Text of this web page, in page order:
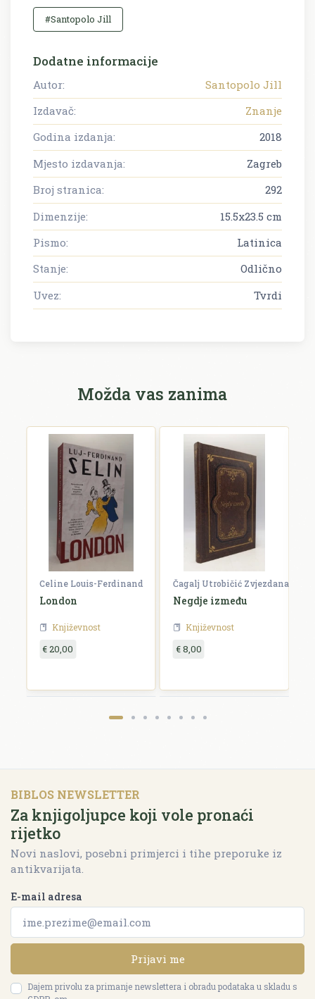
#Santopolo Jill
Dodatne informacije
Autor:
Santopolo Jill
Izdavač:
Znanje
Godina izdanja:
2018
Mjesto izdavanja:
Zagreb
Broj stranica:
292
Dimenzije:
15.5x23.5 cm
Pismo:
Latinica
Stanje:
Odlično
Uvez:
Tvrdi
Možda vas zanima
Celine Louis-Ferdinand
London
Književnost
€ 20,00
Čagalj Utrobičić Zvjezdana
Negdje između
Književnost
€ 8,00
BIBLOS NEWSLETTER
Za knjigoljupce koji vole pronaći
rijetko
Novi naslovi, posebni primjerci i tihe preporuke iz
antikvarijata.
E-mail adresa
Prijavi me
Dajem privolu za primanje newslettera i obradu podataka u skladu s